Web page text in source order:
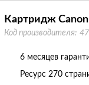
Картридж
Код производителя:
6 месяцев
Ресурс 270